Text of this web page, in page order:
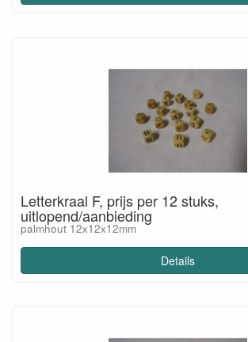
Letterkraal F, prijs per 12 stuks,
uitlopend/aanbieding
palmhout 12x12x12mm
Details